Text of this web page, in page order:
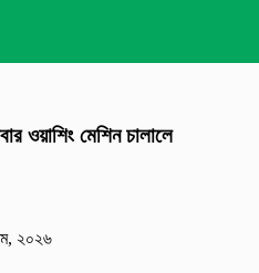
ওয়াশিং মেশিন চালালে
২০২৬